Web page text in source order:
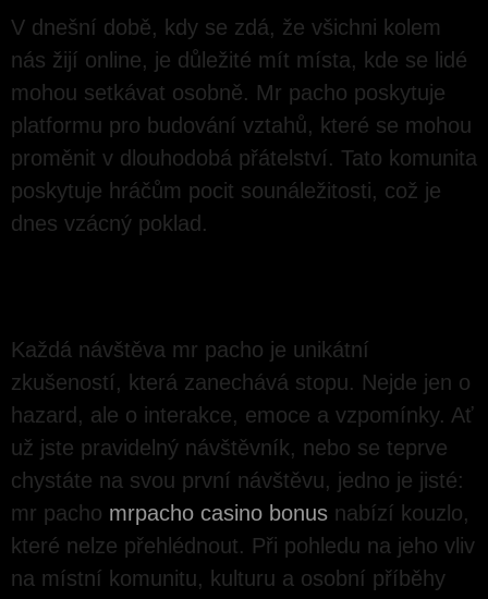
V dnešní době, kdy se zdá, že všichni kolem
nás žijí online, je důležité mít místa, kde se lidé
mohou setkávat osobně. Mr pacho poskytuje
platformu pro budování vztahů, které se mohou
proměnit v dlouhodobá přátelství. Tato komunita
poskytuje hráčům pocit sounáležitosti, což je
dnes vzácný poklad.
Každá návštěva mr pacho je unikátní
zkušeností, která zanechává stopu. Nejde jen o
hazard, ale o interakce, emoce a vzpomínky. Ať
už jste pravidelný návštěvník, nebo se teprve
chystáte na svou první návštěvu, jedno je jisté:
mr pacho mrpacho casino bonus nabízí kouzlo,
které nelze přehlédnout. Při pohledu na jeho vliv
na místní komunitu, kulturu a osobní příběhy